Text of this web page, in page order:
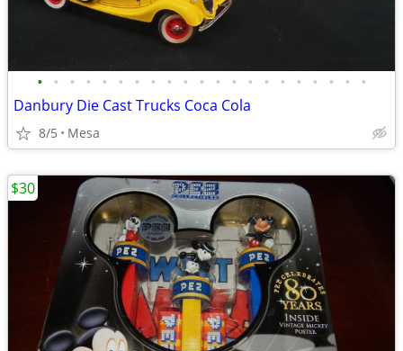
• • • • • • • • • • • • • • • • • • • • •
Danbury Die Cast Trucks Coca Cola
8/5 Mesa
$30